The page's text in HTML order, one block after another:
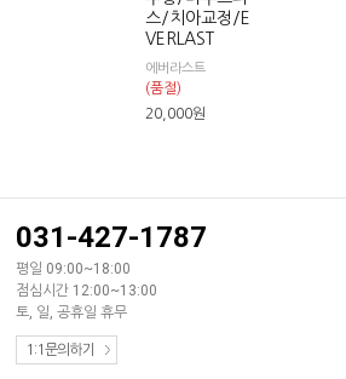
스/치아교정/E
VERLAST
에버라스트
(품절)
20,000원
031-427-1787
평일 09:00~18:00
점심시간 12:00~13:00
토, 일, 공휴일 휴무
1:1문의하기